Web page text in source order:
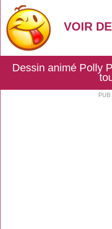
VOIR
Dessin animé Polly